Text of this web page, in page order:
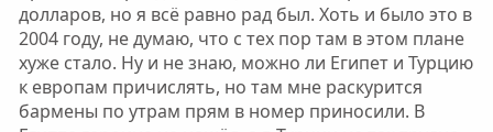
долларов, но я всё равно рад был. Хоть и было это в
2004 году, не думаю, что с тех пор там в этом плане
хуже стало. Ну и не знаю, можно ли Египет и Турцию
к европам причислять, но там мне раскурится
бармены по утрам прям в номер приносили. В